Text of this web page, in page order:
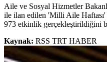
Aile ve Sosyal Hizmetler
ile ilan edilen 'Milli Aile Haftası'
973 etkinlik gerçekleştirildiğini
Kaynak: RSS TRT HABER